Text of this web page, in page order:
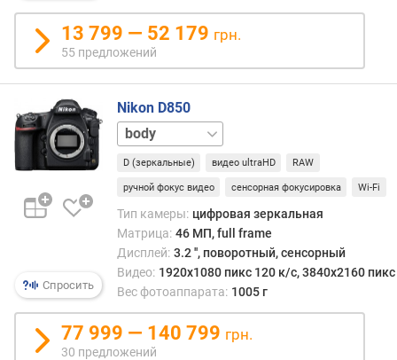
на
в
она
шумы
м
п
о
о
з
ы
в
а
м
а
т
д
13 799 — 52 179 грн.
55 предложений
Спросить
Nikon D850
24-
120
мм
D (зеркальные) видео ultraHD RAW
ручной фокус видео сенсорная фокусировка Wi-Fi
Тип камеры: цифровая зеркальная
Матрица: 46 МП, full frame
Дисплей: 3.2 '', поворотный, сенсорный
Видео: 1920x1080 пикс 120 к/с, 3840x2160
Вес фотоаппарата: 1005 г
77 999 — 140 799 грн.
30 предложений